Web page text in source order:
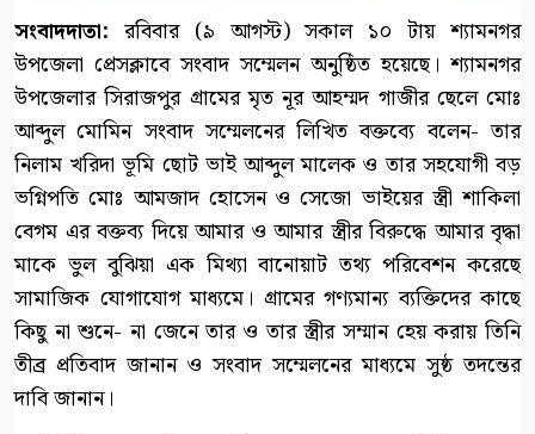
সংবাদদাতা: রবিবার (৯ আগস্ট) সকাল ১০ টায় শ্যামনগর
উপজেলা প্রেসক্লাবে সংবাদ সম্মেলন অনুষ্ঠিত হয়েছে। শ্যামনগর
উপজেলার সিরাজপুর গ্রামের মৃত নূর আহম্মদ গাজীর ছেলে মোঃ
আব্দুল মোমিন সংবাদ সম্মেলনের লিখিত বক্তব্যে বলেন- তার
নিলাম খরিদা ভূমি ছোট ভাই আব্দুল মালেক ও তার সহযোগী বড়
ভগ্নিপতি মোঃ আমজাদ হোসেন ও সেজো ভাইয়ের স্ত্রী শাকিলা
বেগম এর বক্তব্য দিয়ে আমার ও আমার স্ত্রীর বিরুদ্ধে আমার বৃদ্ধা
মাকে ভুল বুঝিয়া এক মিথ্যা বানোয়াট তথ্য পরিবেশন করেছে
সামাজিক যোগাযোগ মাধ্যমে। গ্রামের গণ্যমান্য ব্যক্তিদের কাছে
কিছু না শুনে- না জেনে তার ও তার স্ত্রীর সম্মান হেয় করায় তিনি
তীব্র প্রতিবাদ জানান ও সংবাদ সম্মেলনের মাধ্যমে সুষ্ঠ তদন্তের
দাবি জানান।